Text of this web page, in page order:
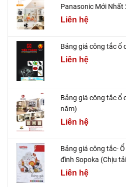
Panasonic Mới Nhất
Liên hệ
Bảng giá công tắc ổ
Liên hệ
Bảng giá công tắc ổ
năm)
Liên hệ
Bảng giá công tắc-
đình Sopoka (Chịu
Liên hệ